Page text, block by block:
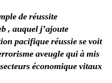
de réussite
, auquel j’ajoute
pacifique réussie se voit
aveugle qui à mis
économique vitaux